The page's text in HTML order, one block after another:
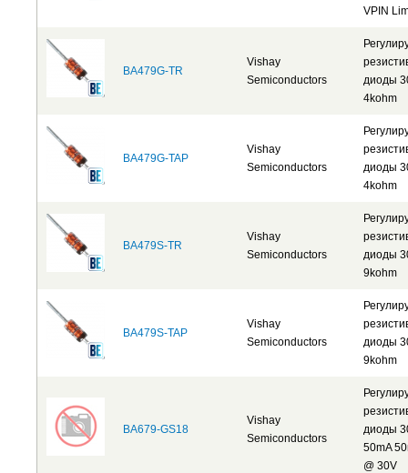
VPIN
BA479G-TR
Vishay
Semiconductors
диоды
4kohm
BA479G-TAP
Vishay
Semiconductors
диоды
4kohm
BA479S-TR
Vishay
Semiconductors
диоды
9kohm
BA479S-TAP
Vishay
Semiconductors
диоды
9kohm
BA679-GS18
Vishay
Semiconductors
диоды
50mA
@ 30V